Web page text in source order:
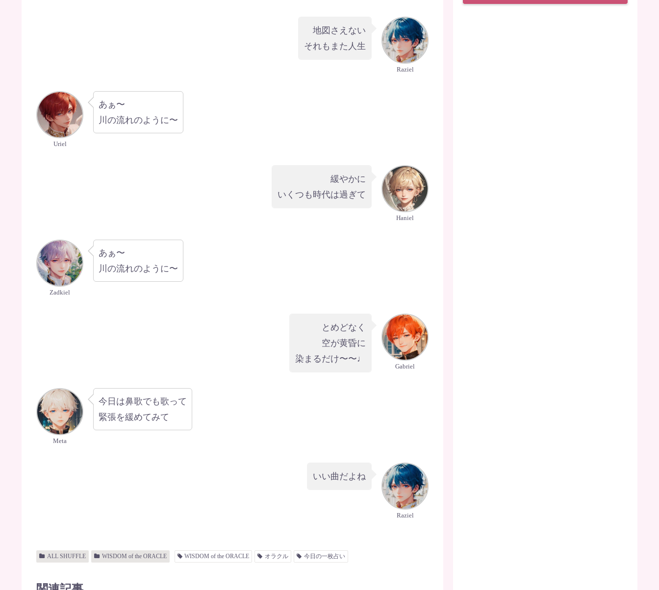
Raziel
地図さえない
それもまた人生
Uriel
あぁ〜
川の流れのように〜
Haniel
緩やかに
いくつも時代は過ぎて
Zadkiel
あぁ〜
川の流れのように〜
Gabriel
とめどなく
空が黄昏に
染まるだけ〜〜♩
Meta
今日は鼻歌でも歌って
緊張を緩めてみて
Raziel
いい曲だよね
ALL SHUFFLE WISDOM of the ORACLE WISDOM of the ORACLE オラクル 今日の一枚占い